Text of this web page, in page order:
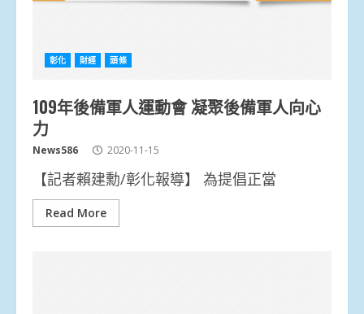
彰化 財經 頭條
109年後備軍人運動會 凝聚後備軍人向心
力
News586 2020-11-15
【記者賴建勳/彰化報導】 為提倡正當
Read More